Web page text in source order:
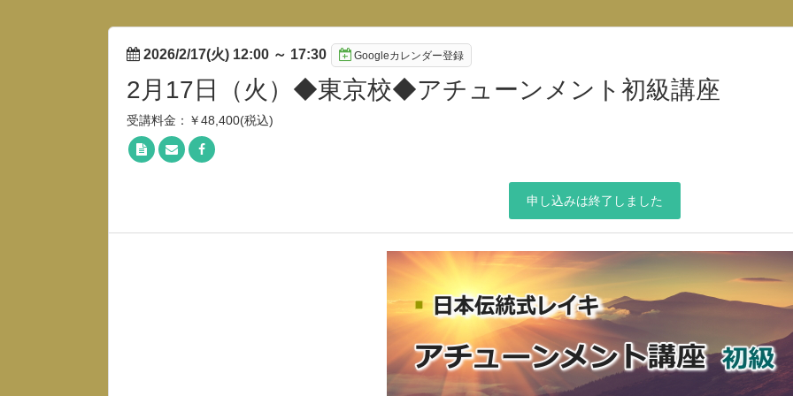
2026/2/17(火) 12:00 ～ 17:30 Googleカレンダー登録
2月17日（火）◆東京校◆アチューンメント初級講座
受講料金：￥48,400(税込)
申し込みは終了しました